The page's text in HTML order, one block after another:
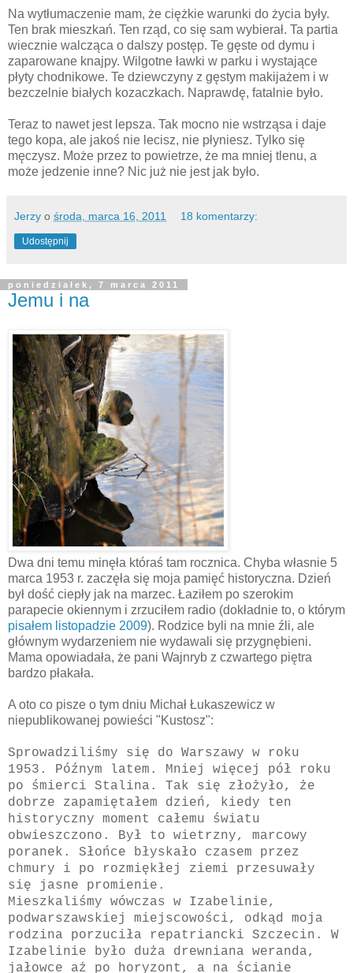
Na wytłumaczenie mam, że ciężkie warunki do życia były.
Ten brak mieszkań. Ten rząd, co się sam wybierał. Ta partia
wiecznie walcząca o dalszy postęp. Te gęste od dymu i
zaparowane knajpy. Wilgotne ławki w parku i wystające
płyty chodnikowe. Te dziewczyny z gęstym makijażem i w
bezczelnie białych kozaczkach. Naprawdę, fatalnie było.
Teraz to nawet jest lepsza. Tak mocno nie wstrząsa i daje
tego kopa, ale jakoś nie lecisz, nie płyniesz. Tylko się
męczysz. Może przez to powietrze, że ma mniej tlenu, a
może jedzenie inne? Nic już nie jest jak było.
Jerzy o środa, marca 16, 2011 18 komentarzy:
Udostępnij
poniedziałek, 7 marca 2011
Jemu i na
Dwa dni temu minęła któraś tam rocznica. Chyba własnie 5
marca 1953 r. zaczęła się moja pamięć historyczna. Dzień
był dość ciepły jak na marzec. Łaziłem po szerokim
parapecie okiennym i zrzuciłem radio (dokładnie to, o którym
pisałem listopadzie 2009). Rodzice byli na mnie źli, ale
głównym wydarzeniem nie wydawali się przygnębieni.
Mama opowiadała, że pani Wajnryb z czwartego piętra
bardzo płakała.
A oto co pisze o tym dniu Michał Łukaszewicz w
niepublikowanej powieści "Kustosz":
Sprowadziliśmy się do Warszawy w roku
1953. Późnym latem. Mniej więcej pół roku
po śmierci Stalina. Tak się złożyło, że
dobrze zapamiętałem dzień, kiedy ten
historyczny moment całemu światu
obwieszczono. Był to wietrzny, marcowy
poranek. Słońce błyskało czasem przez
chmury i po rozmiękłej ziemi przesuwały
się jasne promienie.
Mieszkaliśmy wówczas w Izabelinie,
podwarszawskiej miejscowości, odkąd moja
rodzina porzuciła repatriancki Szczecin. W
Izabelinie było duża drewniana weranda,
jałowce aż po horyzont, a na ścianie